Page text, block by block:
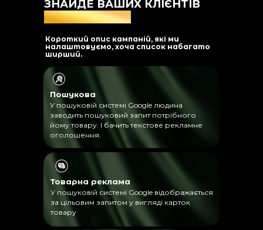
ЗНАЙДЕ ВАШИХ КЛІЄНТІВ
ДЕ ЗАВГОДНО
Короткий опис кампаній, які ми
налаштовуємо, хоча список набагато
ширший.
У пошуковій системі Google людина
заводить пошуковий запит потрібного
йому товару. І бачить текстове рекламне
оголошення.
У пошуковій системі Google відображається
за цільовим запитом у вигляді карток
товару
Пошукова
Товарна реклама